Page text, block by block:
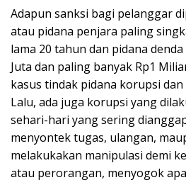
Adapun sanksi bagi pelanggar
atau pidana penjara paling
lama 20 tahun dan pidana
Juta dan paling banyak Rp1
kasus tindak pidana korupsi
Lalu, ada juga korupsi yang
sehari-hari yang sering
menyontek tugas, ulangan,
melakukakan manipulasi demi
atau perorangan, menyogok